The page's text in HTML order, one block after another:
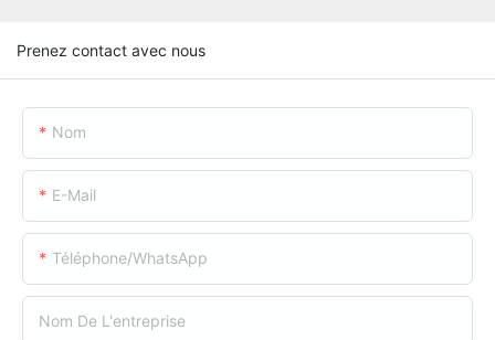
Prenez contact avec nous
Nom
E-Mail
Téléphone/WhatsApp
Nom De L'entreprise